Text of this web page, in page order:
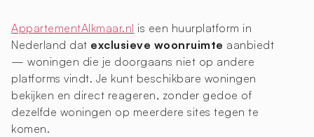
AppartementAlkmaar.nl is een huurplatform in
Nederland dat exclusieve woonruimte aanbiedt
— woningen die je doorgaans niet op andere
platforms vindt. Je kunt beschikbare woningen
bekijken en direct reageren, zonder gedoe of
dezelfde woningen op meerdere sites tegen te
komen.